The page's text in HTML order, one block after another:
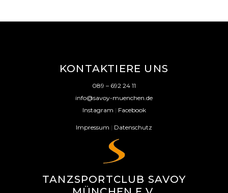
KONTAKTIERE UNS
089 – 692 24 11
info@savoy-muenchen.de
Instagram | Facebook
Impressum | Datenschutz
TANZSPORTCLUB SAVOY